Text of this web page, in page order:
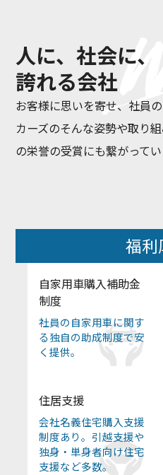
人に、社会に、
誇れる会社
お客様に思いを寄せ、社員
カーズのそんな姿勢や取り
の栄誉の受賞にも繋がってい
福利
自家用車購入補助金
制度
社員の自家用車に関す
る独自の助成制度で安
く提供。
住居支援
会社名義住宅購入支援
制度あり。引越支援や
独身・単身者向け住宅
支援など多数。